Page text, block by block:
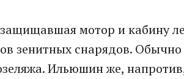
мотор и кабину
зенитных снарядов.
Ильюшин же,